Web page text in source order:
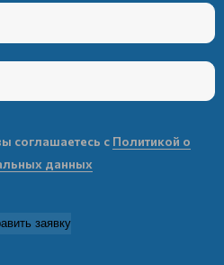
соглашаетесь с Политикой о
данных
заявку